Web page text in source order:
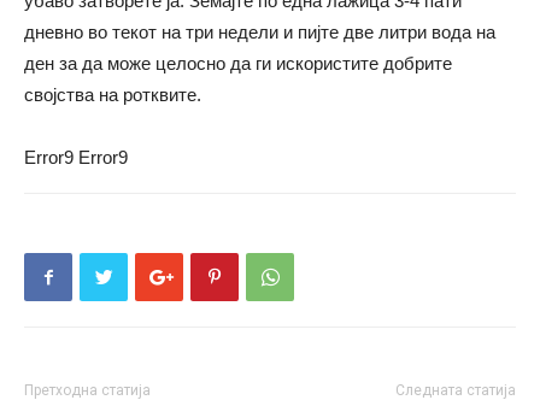
дневно во текот на три недели и пијте две литри вода на
ден за да може целосно да ги искористите добрите
својства на ротквите.
Error9 Error9
Претходна статија Следната статија